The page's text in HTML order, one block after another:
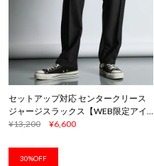
セットアップ対応 センタークリース
ジャージスラックス【WEB限定アイ
テム】
¥13,200 ¥6,600
30%OFF